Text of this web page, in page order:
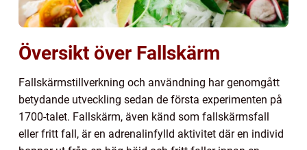
Översikt över Fallskärm
Fallskärmstillverkning och användning har genomgått
betydande utveckling sedan de första experimenten på
1700-talet. Fallskärm, även känd som fallskärmsfall
eller fritt fall, är en adrenalinfylld aktivitet där en individ